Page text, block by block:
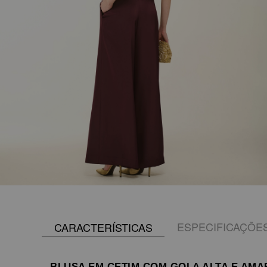
CARACTERÍSTICAS